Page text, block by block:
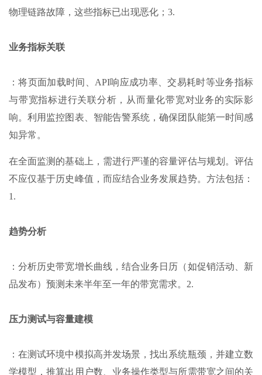
物理链路故障，这些指标已出现恶化；3.
业务指标关联
：将页面加载时间、API响应成功率、交易耗时等业务指标
与带宽指标进行关联分析，从而量化带宽对业务的实际影
响。利用监控图表、智能告警系统，确保团队能第一时间感
知异常。
在全面监测的基础上，需进行严谨的容量评估与规划。评估
不应仅基于历史峰值，而应结合业务发展趋势。方法包括：
1.
趋势分析
：分析历史带宽增长曲线，结合业务日历（如促销活动、新
品发布）预测未来半年至一年的带宽需求。2.
压力测试与容量建模
：在测试环境中模拟高并发场景，找出系统瓶颈，并建立数
学模型，推算出用户数、业务操作类型与所需带宽之间的关